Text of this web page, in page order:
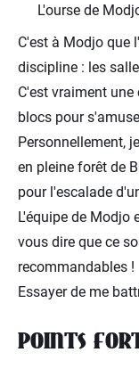
L'ourse de
C'est à Modjo que
discipline : les
C'est vraiment
blocs pour
Personnellement,
en pleine forêt de
pour l'escalade
L'équipe de Modjo
vous dire que ce
recommandables !
Essayer de me
POINTS